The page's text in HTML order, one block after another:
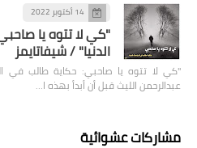
14 أكتوبر 2022
"كي لا تتوه يا
الدنيا" / شيفاتايمز
"كي لا تتوه يا صاحبي: حكاية طالب في
عبدالرحمن الليث قبل أن أبدأ بهذه ا…
مشاركات عشوائية